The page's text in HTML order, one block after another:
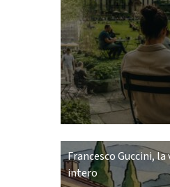
Francesco Guccini, la
intero